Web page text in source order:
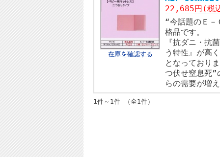
在庫を確認する
22,685円(税
“今話題のＥ－
格品です。
『抗ダニ・抗
う特性』が高
となっており
つ伏せ窒息死”
らの需要が増
1件～1件 （全1件）